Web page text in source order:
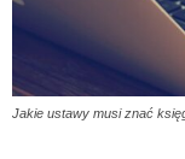
Jakie ustawy musi znać